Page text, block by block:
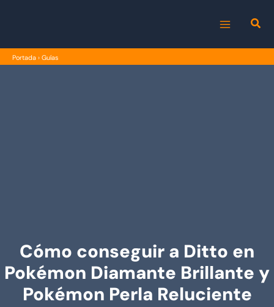
MENU
Portada › Guías
Cómo conseguir a Ditto en
Pokémon Diamante Brillante y
Pokémon Perla Reluciente